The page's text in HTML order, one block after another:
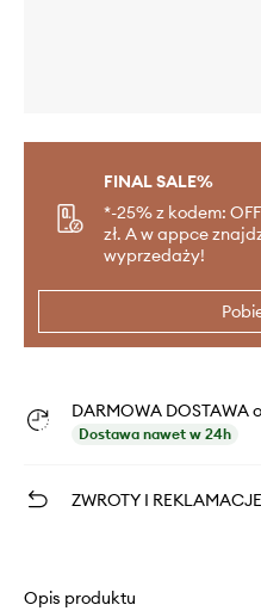
FINAL SALE%
*-25% z kodem:
zł. A w appce
wyprzedaży!
DARMOWA DOSTAWA
Dostawa nawet w 24h
ZWROTY I REKLAMACJE
Opis produktu